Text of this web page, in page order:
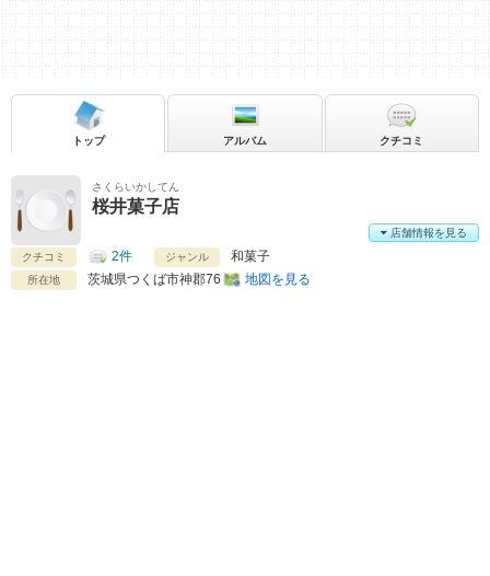
さくらいかしてん
桜井菓子店
クチコミ 2件 ジャンル 和菓子
所在地 茨城県つくば市神郡76 地図を見る
店舗情報を見る
トップ アルバム クチコミ